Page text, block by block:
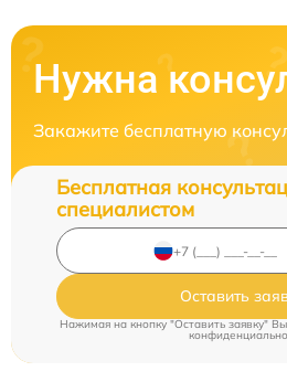
Нужна
Закажите бесплатную
Бесплатная
специалистом
Оставить
Нажимая на кнопку "Оставить заявку"